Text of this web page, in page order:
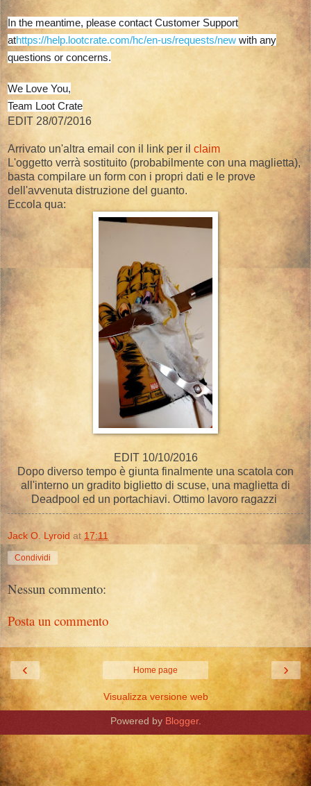
In the meantime, please contact Customer Support
athttps://help.lootcrate.com/hc/en-us/requests/new with any
questions or concerns.
We Love You,
Team Loot Crate
EDIT 28/07/2016
Arrivato un'altra email con il link per il claim
L'oggetto verrà sostituito (probabilmente con una maglietta),
basta compilare un form con i propri dati e le prove
dell'avvenuta distruzione del guanto.
Eccola qua:
EDIT 10/10/2016
Dopo diverso tempo è giunta finalmente una scatola con
all'interno un gradito biglietto di scuse, una maglietta di
Deadpool ed un portachiavi. Ottimo lavoro ragazzi
Jack O. Lyroid at 17:11
Condividi
Nessun commento:
Posta un commento
‹ ›
Home page
Visualizza versione web
Powered by Blogger.